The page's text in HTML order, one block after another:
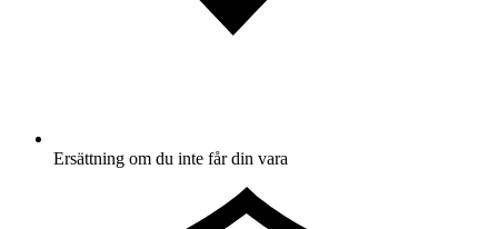
Ersättning om du inte får din vara